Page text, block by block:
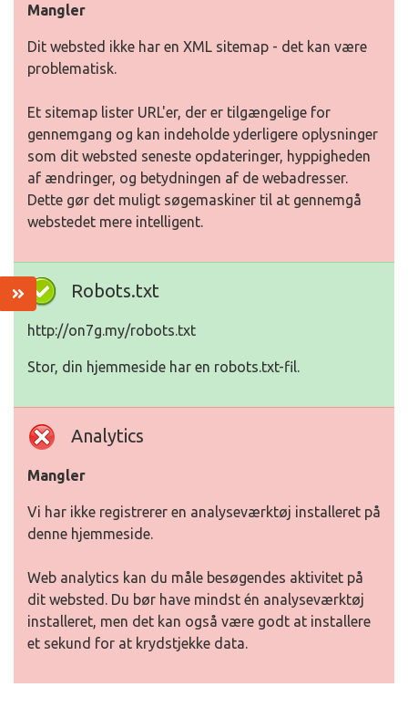
Mangler
Dit websted ikke har en XML sitemap - det kan være
problematisk.
Et sitemap lister URL'er, der er tilgængelige for
gennemgang og kan indeholde yderligere oplysninger
som dit websted seneste opdateringer, hyppigheden
af ændringer, og betydningen af de webadresser.
Dette gør det muligt søgemaskiner til at gennemgå
webstedet mere intelligent.
Robots.txt
http://on7g.my/robots.txt
Stor, din hjemmeside har en robots.txt-fil.
Analytics
Mangler
Vi har ikke registrerer en analyseværktøj installeret på
denne hjemmeside.
Web analytics kan du måle besøgendes aktivitet på
dit websted. Du bør have mindst én analyseværktøj
installeret, men det kan også være godt at installere
et sekund for at krydstjekke data.